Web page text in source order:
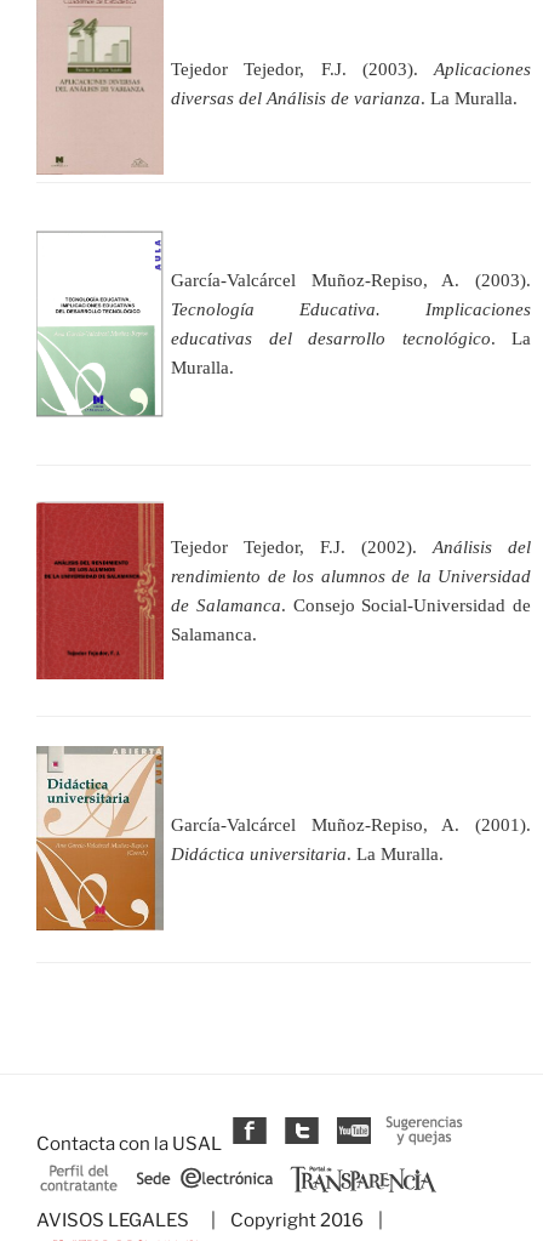
Tejedor Tejedor, F.J. (2003). Aplicaciones
diversas del Análisis de varianza. La Muralla.
García-Valcárcel Muñoz-Repiso, A. (2003).
Tecnología Educativa. Implicaciones
educativas del desarrollo tecnológico. La
Muralla.
Tejedor Tejedor, F.J. (2002). Análisis del
rendimiento de los alumnos de la Universidad
de Salamanca. Consejo Social-Universidad de
Salamanca.
García-Valcárcel Muñoz-Repiso, A. (2001).
Didáctica universitaria. La Muralla.
Contacta con la USAL
AVISOS LEGALES | Copyright 2016 |